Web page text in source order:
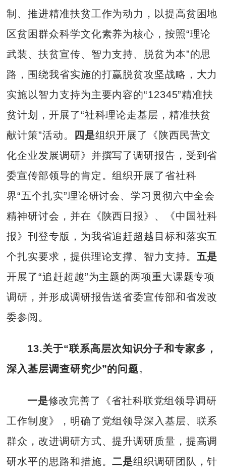
制、推进精准扶贫工作为动力，以提高贫困地
区贫困群众科学文化素养为核心，按照“理论
武装、扶贫宣传、智力支持、脱贫为本”的思
路，围绕我省实施的打赢脱贫攻坚战略，大力
实施以智力支持为主要内容的“12345”精准扶
贫计划，开展了“社科理论走基层，精准扶贫
献计策”活动。
四是组织开展了《陕西民营文
化企业发展调研》并撰写了调研报告，受到省
委宣传部领导的肯定。组织开展了省社科
界“五个扎实”理论研讨会、学习贯彻六中全会
精神研讨会，并在《陕西日报》、《中国社科
报》刊登专版，为我省追赶超越目标和落实五
个扎实要求，提供理论支撑、智力支持。 五是
开展了“追赶超越”为主题的两项重大课题专项
调研，并形成调研报告送省委宣传部和省发改
委参阅。
13.关于“联系高层次知识分子和专家多，
深入基层调查研究少”的问题。
一是修改完善了《省社科联党组领导调研
工作制度》，明确了党组领导深入基层、联系
群众，改进调研方式、提升调研质量，提高调
研水平的思路和措施。二是组织调研团队，针